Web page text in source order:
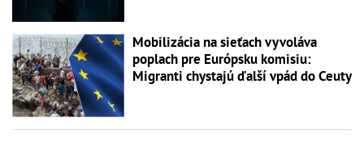
Mobilizácia na sieťach vyvoláva
poplach pre Európsku komisiu:
Migranti chystajú ďalší vpád do Ceuty